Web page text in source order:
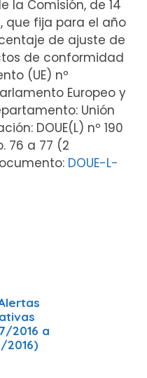
la Comisión, de 14
que fija para el año
de ajuste de
de conformidad
(UE) nº
Europeo y
Unión
DOUE(L) nº 190
76 a 77 (2
DOUE-L-
2016 a
2016)